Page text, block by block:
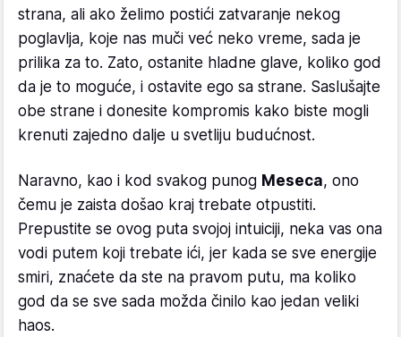
strana, ali ako želimo postići zatvaranje nekog
poglavlja, koje nas muči već neko vreme, sada je
prilika za to. Zato, ostanite hladne glave, koliko god
da je to moguće, i ostavite ego sa strane. Saslušajte
obe strane i donesite kompromis kako biste mogli
krenuti zajedno dalje u svetliju budućnost.
Naravno, kao i kod svakog punog Meseca, ono
čemu je zaista došao kraj trebate otpustiti.
Prepustite se ovog puta svojoj intuiciji, neka vas ona
vodi putem koji trebate ići, jer kada se sve energije
smiri, znaćete da ste na pravom putu, ma koliko
god da se sve sada možda činilo kao jedan veliki
haos.